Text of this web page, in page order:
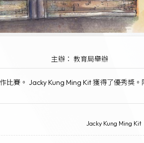
主辦： 教育局舉辦
賽。 Jacky Kung Ming Kit 獲得了優秀
Jacky Kung Ming Kit